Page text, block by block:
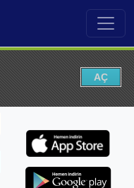
AÇ